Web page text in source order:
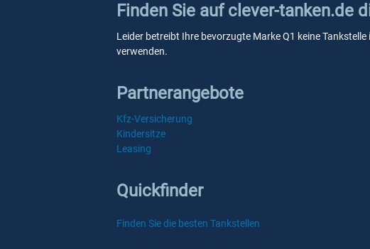
Finden Sie auf clever-tanken.de
Leider betreibt Ihre bevorzugte Marke Q1 keine
verwenden.
Partnerangebote
Kfz-Versicherung
Kindersitze
Leasing
Quickfinder
Finden Sie die besten Tankstellen